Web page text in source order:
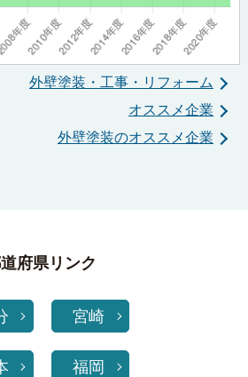
外壁塗装・工事・リフォーム
オススメ企業
外壁塗装のオススメ企業
府県リンク
宮崎
福岡